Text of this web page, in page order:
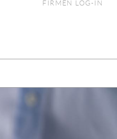
FIRMEN LOG-IN